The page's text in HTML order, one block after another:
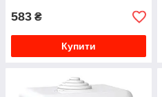
583 ₴
Купити